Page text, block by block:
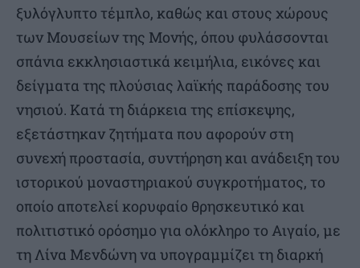
ξυλόγλυπτο τέμπλο, καθώς και στους χώρους
των Μουσείων της Μονής, όπου φυλάσσονται
σπάνια εκκλησιαστικά κειμήλια, εικόνες και
δείγματα της πλούσιας λαϊκής παράδοσης του
νησιού. Κατά τη διάρκεια της επίσκεψης,
εξετάστηκαν ζητήματα που αφορούν στη
συνεχή προστασία, συντήρηση και ανάδειξη του
ιστορικού μοναστηριακού συγκροτήματος, το
οποίο αποτελεί κορυφαίο θρησκευτικό και
πολιτιστικό ορόσημο για ολόκληρο το Αιγαίο, με
τη Λίνα Μενδώνη να υπογραμμίζει τη διαρκή